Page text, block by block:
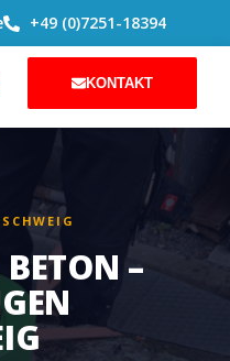
+49 (0)7251-18394
KONTAKT
–